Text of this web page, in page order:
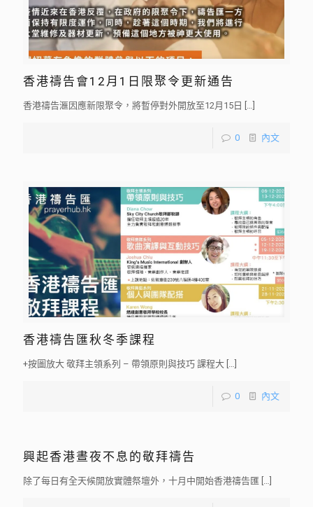
香港禱告會12月1日限聚令更新通告
香港禱告滙因應新限聚令，將暫停對外開放至12月15日 […]
0 內文
香港禱告匯秋冬季課程
+按圖放大 敬拜主領系列 – 帶領原則與技巧 課程大 […]
0 內文
興起香港晝夜不息的敬拜禱告
除了每日有全天候開放實體祭壇外，十月中開始香港禱告匯 […]